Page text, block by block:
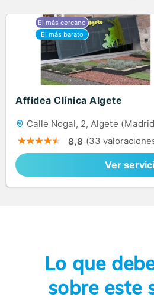
Affidea Clínica Algete
Calle Nogal, 2, Algete
8,8 (33
Ver
Lo que
sobre este